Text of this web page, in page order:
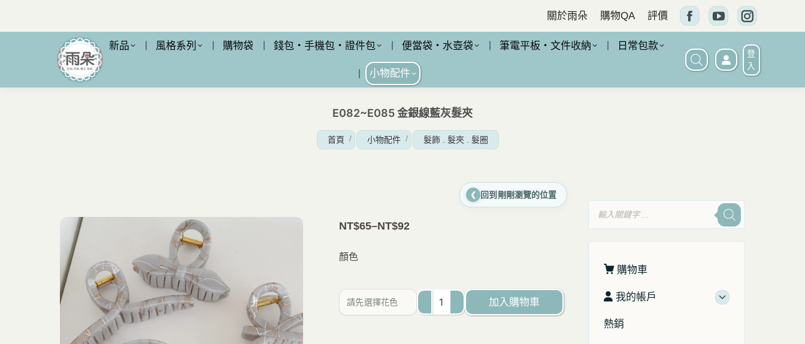
關於雨朵 購物QA 評價
Facebook
面
開
YouTube
面
開
Instagram
頁
面
新品 風格系列 購物袋 錢包・手機包・證件包 便當袋・水壺袋 筆電平板・文件收納 日常包款
小物配件
登
入
E082~E085 金銀線藍灰髮夾
您在這裡：
首頁 小物配件 髮飾 . 髮夾 . 髮圈
❮ 回到剛剛瀏覽的位置
NT$65–NT$92
格
圍：
NT$65
顏色
請先選擇花色
E082~E085
加入購物車
產
購物車
我的帳戶
熱銷